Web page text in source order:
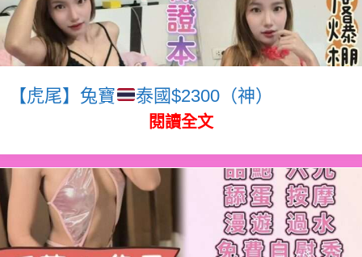
【虎尾】兔寶 泰國$2300（神）
閱讀全文